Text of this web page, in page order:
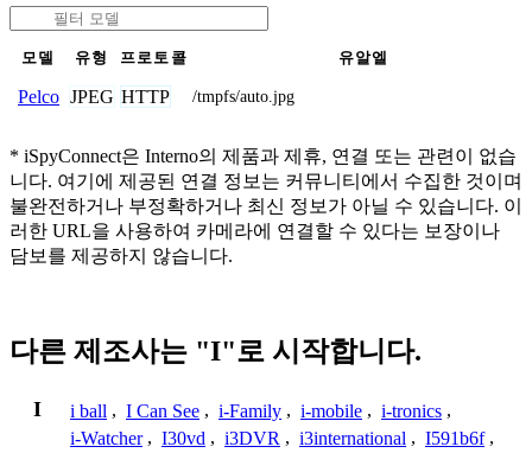
모델 유형 프로토콜 유알엘
Pelco JPEG HTTP /tmpfs/auto.jpg
* iSpyConnect은 Interno의 제품과 제휴, 연결 또는 관련이 없습
니다. 여기에 제공된 연결 정보는 커뮤니티에서 수집한 것이며
불완전하거나 부정확하거나 최신 정보가 아닐 수 있습니다. 이
러한 URL을 사용하여 카메라에 연결할 수 있다는 보장이나
담보를 제공하지 않습니다.
다른 제조사는 "I"로 시작합니다.
I i ball , I Can See , i-Family , i-mobile , i-tronics ,
i-Watcher , I30vd , i3DVR , i3international , I591b6f ,